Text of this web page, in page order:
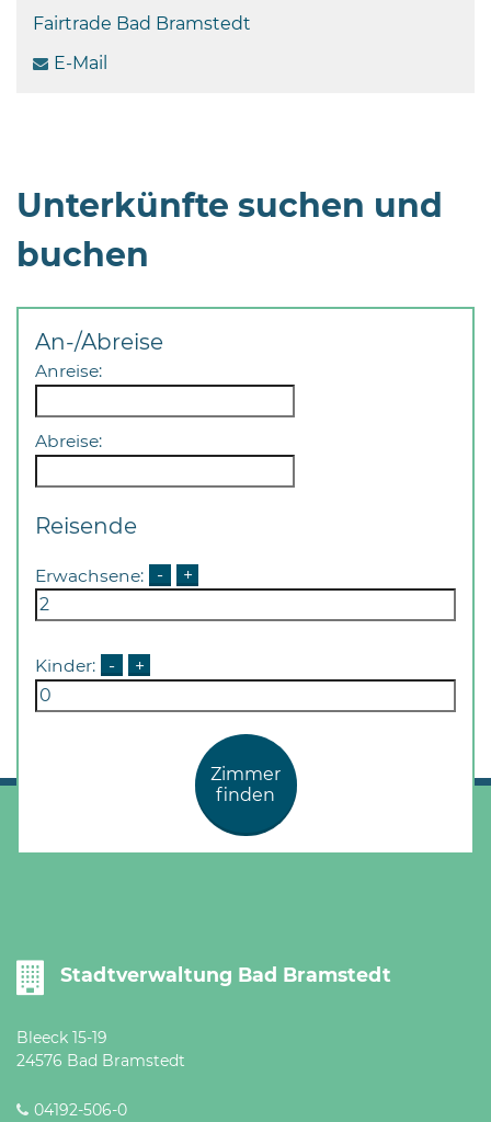
Fairtrade Bad Bramstedt
E-Mail
Unterkünfte suchen und
buchen
An-/Abreise
Anreise:
Abreise:
Reisende
Erwachsene: - +
Kinder: - +
Zimmer
finden
Stadtverwaltung Bad Bramstedt
Bleeck 15-19
24576 Bad Bramstedt
04192-506-0